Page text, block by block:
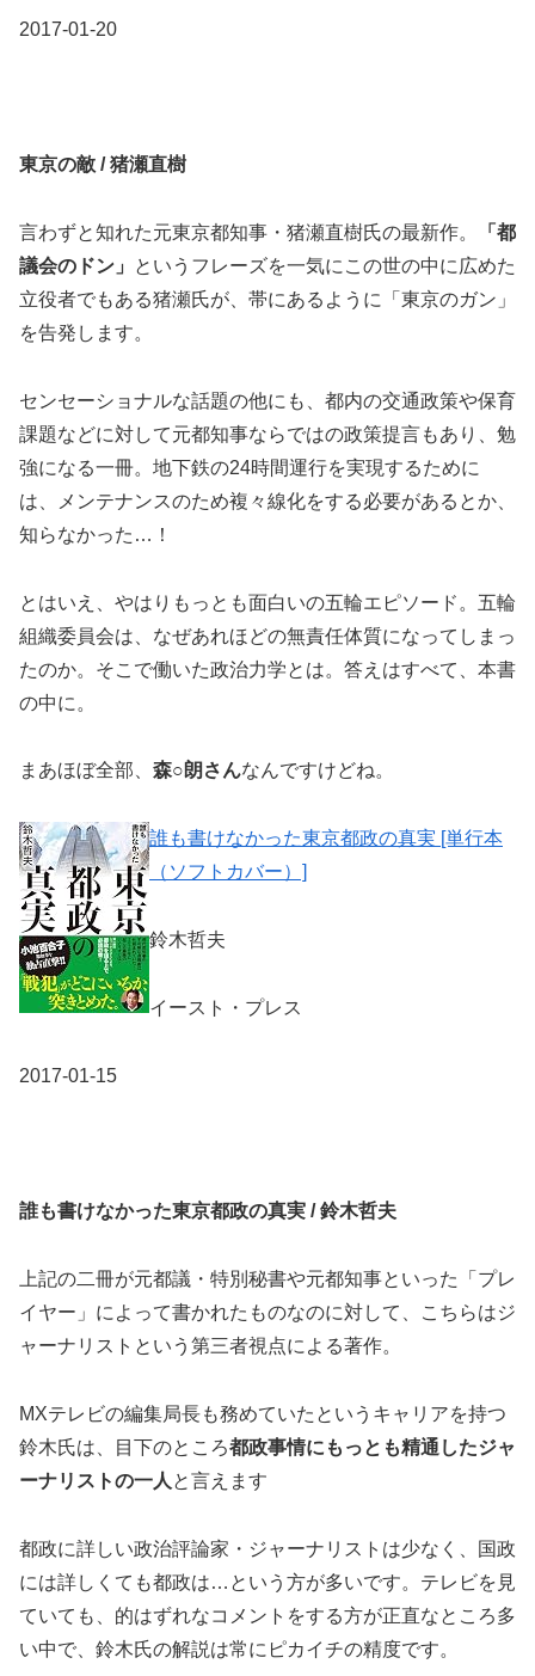
2017-01-20
東京の敵 / 猪瀬直樹
言わずと知れた元東京都知事・猪瀬直樹氏の最新作。
「都
議会のドン」
というフレーズを一気にこの世の中に広めた
立役者でもある猪瀬氏が、帯にあるように「東京のガン」
を告発します。
センセーショナルな話題の他にも、都内の交通政策や保育
課題などに対して元都知事ならではの政策提言もあり、勉
強になる一冊。地下鉄の24時間運行を実現するために
は、メンテナンスのため複々線化をする必要があるとか、
知らなかった…！
とはいえ、やはりもっとも面白いの五輪エピソード。五輪
組織委員会は、なぜあれほどの無責任体質になってしまっ
たのか。そこで働いた政治力学とは。答えはすべて、本書
の中に。
まあほぼ全部、 森○朗さんなんですけどね。
誰も書けなかった東京都政の真実 [単行本
（ソフトカバー）]
鈴木哲夫
イースト・プレス
2017-01-15
誰も書けなかった東京都政の真実 / 鈴木哲夫
上記の二冊が元都議・特別秘書や元都知事といった「プレ
イヤー」によって書かれたものなのに対して、こちらはジ
ャーナリストという第三者視点による著作。
MXテレビの編集局長も務めていたというキャリアを持つ
鈴木氏は、目下のところ都政事情にもっとも精通したジャ
ーナリストの一人 と言えます
都政に詳しい政治評論家・ジャーナリストは少なく、国政
には詳しくても都政は…という方が多いです。テレビを見
ていても、的はずれなコメントをする方が正直なところ多
い中で、鈴木氏の解説は常にピカイチの精度です。